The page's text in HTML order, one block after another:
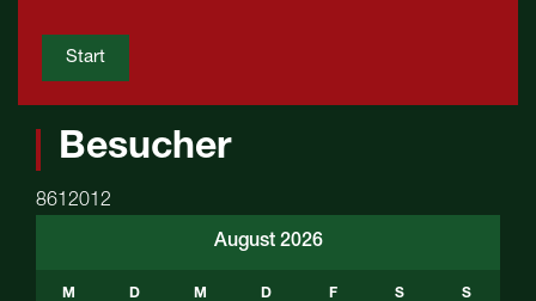
Start
Besucher
8612012
August 2026
M D M D F S S